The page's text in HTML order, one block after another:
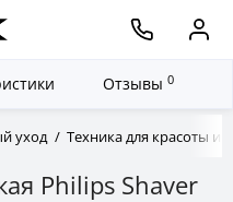
уход Техника для красоты и
Philips Shaver
Отзывы 0